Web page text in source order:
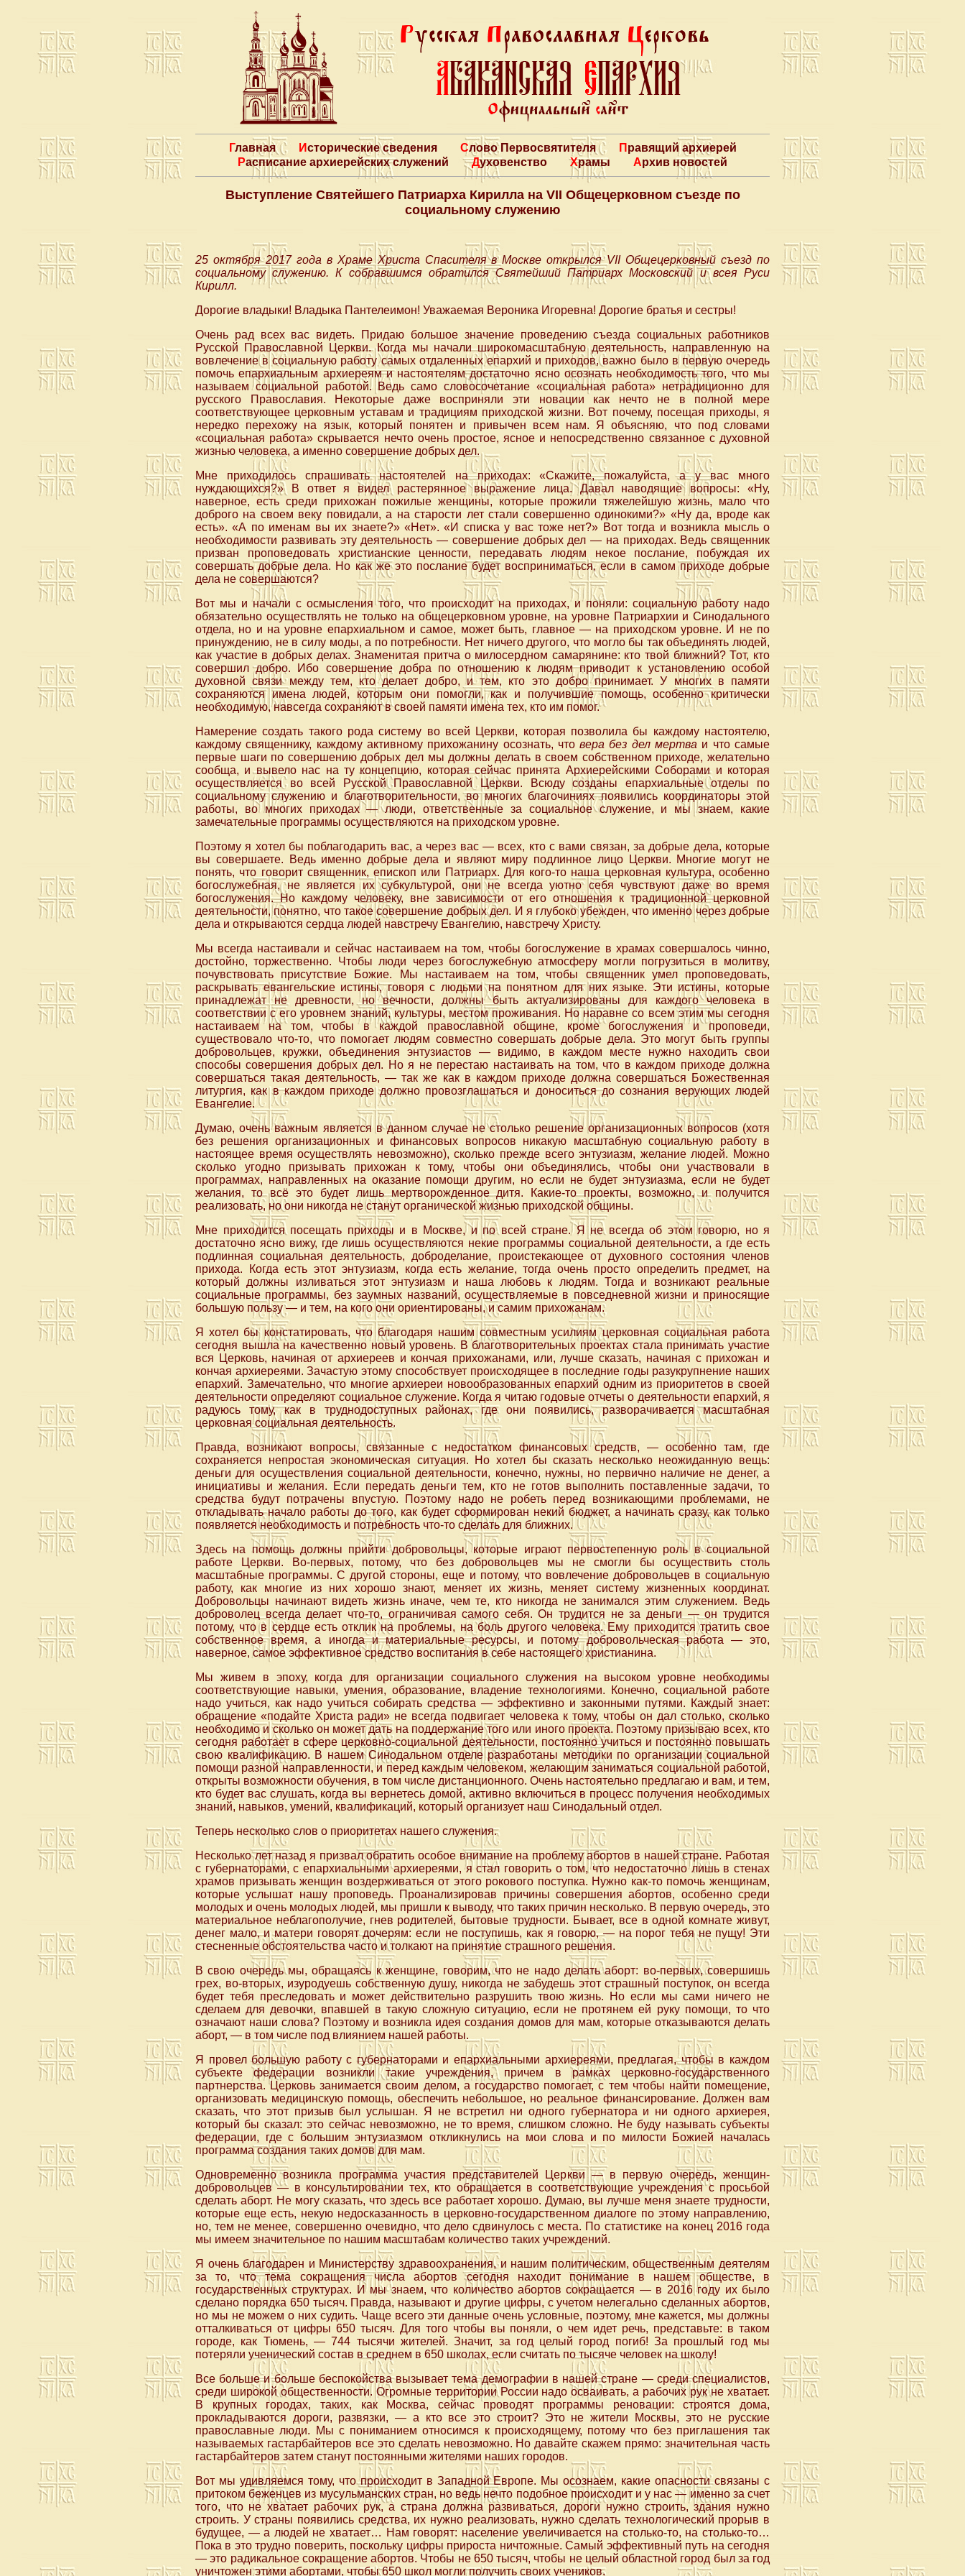
Главная Исторические сведения Слово Первосвятителя
Правящий архиерей
Расписание архиерейских служений
Духовенство Храмы Архив новостей
Выступление Святейшего Патриарха Кирилла на VII Общецерковном съезде по
социальному служению
25 октября 2017 года в Храме Христа Спасителя в Москве открылся VII Общецерковный съезд по
социальному служению. К собравшимся обратился Святейший Патриарх Московский и всея Руси
Кирилл.
Дорогие владыки! Владыка Пантелеимон! Уважаемая Вероника Игоревна! Дорогие братья и сестры!
Очень рад всех вас видеть. Придаю большое значение проведению съезда социальных работников
Русской Православной Церкви. Когда мы начали широкомасштабную деятельность, направленную на
вовлечение в социальную работу самых отдаленных епархий и приходов, важно было в первую очередь
помочь епархиальным архиереям и настоятелям достаточно ясно осознать необходимость того, что мы
называем социальной работой. Ведь само словосочетание «социальная работа» нетрадиционно для
русского Православия. Некоторые даже восприняли эти новации как нечто не в полной мере
соответствующее церковным уставам и традициям приходской жизни. Вот почему, посещая приходы, я
нередко перехожу на язык, который понятен и привычен всем нам. Я объясняю, что под словами
«социальная работа» скрывается нечто очень простое, ясное и непосредственно связанное с духовной
жизнью человека, а именно совершение добрых дел.
Мне приходилось спрашивать настоятелей на приходах: «Скажите, пожалуйста, а у вас много
нуждающихся?» В ответ я видел растерянное выражение лица. Давал наводящие вопросы: «Ну,
наверное, есть среди прихожан пожилые женщины, которые прожили тяжелейшую жизнь, мало что
доброго на своем веку повидали, а на старости лет стали совершенно одинокими?» «Ну да, вроде как
есть». «А по именам вы их знаете?» «Нет». «И списка у вас тоже нет?» Вот тогда и возникла мысль о
необходимости развивать эту деятельность — совершение добрых дел — на приходах. Ведь священник
призван проповедовать христианские ценности, передавать людям некое послание, побуждая их
совершать добрые дела. Но как же это послание будет восприниматься, если в самом приходе добрые
дела не совершаются?
Вот мы и начали с осмысления того, что происходит на приходах, и поняли: социальную работу надо
обязательно осуществлять не только на общецерковном уровне, на уровне Патриархии и Синодального
отдела, но и на уровне епархиальном и самое, может быть, главное — на приходском уровне. И не по
принуждению, не в силу моды, а по потребности. Нет ничего другого, что могло бы так объединять людей,
как участие в добрых делах. Знаменитая притча о милосердном самарянине: кто твой ближний? Тот, кто
совершил добро. Ибо совершение добра по отношению к людям приводит к установлению особой
духовной связи между тем, кто делает добро, и тем, кто это добро принимает. У многих в памяти
сохраняются имена людей, которым они помогли, как и получившие помощь, особенно критически
необходимую, навсегда сохраняют в своей памяти имена тех, кто им помог.
Намерение создать такого рода систему во всей Церкви, которая позволила бы каждому настоятелю,
каждому священнику, каждому активному прихожанину осознать, чтовера без дел мертва и что самые
первые шаги по совершению добрых дел мы должны делать в своем собственном приходе, желательно
сообща, и вывело нас на ту концепцию, которая сейчас принята Архиерейскими Соборами и которая
осуществляется во всей Русской Православной Церкви. Всюду созданы епархиальные отделы по
социальному служению и благотворительности, во многих благочиниях появились координаторы этой
работы, во многих приходах — люди, ответственные за социальное служение, и мы знаем, какие
замечательные программы осуществляются на приходском уровне.
Поэтому я хотел бы поблагодарить вас, а через вас — всех, кто с вами связан, за добрые дела, которые
вы совершаете. Ведь именно добрые дела и являют миру подлинное лицо Церкви. Многие могут не
понять, что говорит священник, епископ или Патриарх. Для кого-то наша церковная культура, особенно
богослужебная, не является их субкультурой, они не всегда уютно себя чувствуют даже во время
богослужения. Но каждому человеку, вне зависимости от его отношения к традиционной церковной
деятельности, понятно, что такое совершение добрых дел. И я глубоко убежден, что именно через добрые
дела и открываются сердца людей навстречу Евангелию, навстречу Христу.
Мы всегда настаивали и сейчас настаиваем на том, чтобы богослужение в храмах совершалось чинно,
достойно, торжественно. Чтобы люди через богослужебную атмосферу могли погрузиться в молитву,
почувствовать присутствие Божие. Мы настаиваем на том, чтобы священник умел проповедовать,
раскрывать евангельские истины, говоря с людьми на понятном для них языке. Эти истины, которые
принадлежат не древности, но вечности, должны быть актуализированы для каждого человека в
соответствии с его уровнем знаний, культуры, местом проживания. Но наравне со всем этим мы сегодня
настаиваем на том, чтобы в каждой православной общине, кроме богослужения и проповеди,
существовало что-то, что помогает людям совместно совершать добрые дела. Это могут быть группы
добровольцев, кружки, объединения энтузиастов — видимо, в каждом месте нужно находить свои
способы совершения добрых дел. Но я не перестаю настаивать на том, что в каждом приходе должна
совершаться такая деятельность, — так же как в каждом приходе должна совершаться Божественная
литургия, как в каждом приходе должно провозглашаться и доноситься до сознания верующих людей
Евангелие.
Думаю, очень важным является в данном случае не столько решение организационных вопросов (хотя
без решения организационных и финансовых вопросов никакую масштабную социальную работу в
настоящее время осуществлять невозможно), сколько прежде всего энтузиазм, желание людей. Можно
сколько угодно призывать прихожан к тому, чтобы они объединялись, чтобы они участвовали в
программах, направленных на оказание помощи другим, но если не будет энтузиазма, если не будет
желания, то всё это будет лишь мертворожденное дитя. Какие-то проекты, возможно, и получится
реализовать, но они никогда не станут органической жизнью приходской общины.
Мне приходится посещать приходы и в Москве, и по всей стране. Я не всегда об этом говорю, но я
достаточно ясно вижу, где лишь осуществляются некие программы социальной деятельности, а где есть
подлинная социальная деятельность, доброделание, проистекающее от духовного состояния членов
прихода. Когда есть этот энтузиазм, когда есть желание, тогда очень просто определить предмет, на
который должны изливаться этот энтузиазм и наша любовь к людям. Тогда и возникают реальные
социальные программы, без заумных названий, осуществляемые в повседневной жизни и приносящие
большую пользу — и тем, на кого они ориентированы, и самим прихожанам.
Я хотел бы констатировать, что благодаря нашим совместным усилиям церковная социальная работа
сегодня вышла на качественно новый уровень. В благотворительных проектах стала принимать участие
вся Церковь, начиная от архиереев и кончая прихожанами, или, лучше сказать, начиная с прихожан и
кончая архиереями. Зачастую этому способствует происходящее в последние годы разукрупнение наших
епархий. Замечательно, что многие архиереи новообразованных епархий одним из приоритетов в своей
деятельности определяют социальное служение. Когда я читаю годовые отчеты о деятельности епархий, я
радуюсь тому, как в труднодоступных районах, где они появились, разворачивается масштабная
церковная социальная деятельность.
Правда, возникают вопросы, связанные с недостатком финансовых средств, — особенно там, где
сохраняется непростая экономическая ситуация. Но хотел бы сказать несколько неожиданную вещь:
деньги для осуществления социальной деятельности, конечно, нужны, но первично наличие не денег, а
инициативы и желания. Если передать деньги тем, кто не готов выполнить поставленные задачи, то
средства будут потрачены впустую. Поэтому надо не робеть перед возникающими проблемами, не
откладывать начало работы до того, как будет сформирован некий бюджет, а начинать сразу, как только
появляется необходимость и потребность что-то сделать для ближних.
Здесь на помощь должны прийти добровольцы, которые играют первостепенную роль в социальной
работе Церкви. Во-первых, потому, что без добровольцев мы не смогли бы осуществить столь
масштабные программы. С другой стороны, еще и потому, что вовлечение добровольцев в социальную
работу, как многие из них хорошо знают, меняет их жизнь, меняет систему жизненных координат.
Добровольцы начинают видеть жизнь иначе, чем те, кто никогда не занимался этим служением. Ведь
доброволец всегда делает что-то, ограничивая самого себя. Он трудится не за деньги — он трудится
потому, что в сердце есть отклик на проблемы, на боль другого человека. Ему приходится тратить свое
собственное время, а иногда и материальные ресурсы, и потому добровольческая работа — это,
наверное, самое эффективное средство воспитания в себе настоящего христианина.
Мы живем в эпоху, когда для организации социального служения на высоком уровне необходимы
соответствующие навыки, умения, образование, владение технологиями. Конечно, социальной работе
надо учиться, как надо учиться собирать средства — эффективно и законными путями. Каждый знает:
обращение «подайте Христа ради» не всегда подвигает человека к тому, чтобы он дал столько, сколько
необходимо и сколько он может дать на поддержание того или иного проекта. Поэтому призываю всех, кто
сегодня работает в сфере церковно-социальной деятельности, постоянно учиться и постоянно повышать
свою квалификацию. В нашем Синодальном отделе разработаны методики по организации социальной
помощи разной направленности, и перед каждым человеком, желающим заниматься социальной работой,
открыты возможности обучения, в том числе дистанционного. Очень настоятельно предлагаю и вам, и тем,
кто будет вас слушать, когда вы вернетесь домой, активно включиться в процесс получения необходимых
знаний, навыков, умений, квалификаций, который организует наш Синодальный отдел.
Теперь несколько слов о приоритетах нашего служения.
Несколько лет назад я призвал обратить особое внимание на проблему абортов в нашей стране. Работая
с губернаторами, с епархиальными архиереями, я стал говорить о том, что недостаточно лишь в стенах
храмов призывать женщин воздерживаться от этого рокового поступка. Нужно как-то помочь женщинам,
которые услышат нашу проповедь. Проанализировав причины совершения абортов, особенно среди
молодых и очень молодых людей, мы пришли к выводу, что таких причин несколько. В первую очередь, это
материальное неблагополучие, гнев родителей, бытовые трудности. Бывает, все в одной комнате живут,
денег мало, и матери говорят дочерям: если не поступишь, как я говорю, — на порог тебя не пущу! Эти
стесненные обстоятельства часто и толкают на принятие страшного решения.
В свою очередь мы, обращаясь к женщине, говорим, что не надо делать аборт: во-первых, совершишь
грех, во-вторых, изуродуешь собственную душу, никогда не забудешь этот страшный поступок, он всегда
будет тебя преследовать и может действительно разрушить твою жизнь. Но если мы сами ничего не
сделаем для девочки, впавшей в такую сложную ситуацию, если не протянем ей руку помощи, то что
означают наши слова? Поэтому и возникла идея создания домов для мам, которые отказываются делать
аборт, — в том числе под влиянием нашей работы.
Я провел большую работу с губернаторами и епархиальными архиереями, предлагая, чтобы в каждом
субъекте федерации возникли такие учреждения, причем в рамках церковно-государственного
партнерства. Церковь занимается своим делом, а государство помогает, с тем чтобы найти помещение,
организовать медицинскую помощь, обеспечить небольшое, но реальное финансирование. Должен вам
сказать, что этот призыв был услышан. Я не встретил ни одного губернатора и ни одного архиерея,
который бы сказал: это сейчас невозможно, не то время, слишком сложно. Не буду называть субъекты
федерации, где с большим энтузиазмом откликнулись на мои слова и по милости Божией началась
программа создания таких домов для мам.
Одновременно возникла программа участия представителей Церкви — в первую очередь, женщин-
добровольцев — в консультировании тех, кто обращается в соответствующие учреждения с просьбой
сделать аборт. Не могу сказать, что здесь все работает хорошо. Думаю, вы лучше меня знаете трудности,
которые еще есть, некую недосказанность в церковно-государственном диалоге по этому направлению,
но, тем не менее, совершенно очевидно, что дело сдвинулось с места. По статистике на конец 2016 года
мы имеем значительное по нашим масштабам количество таких учреждений.
Я очень благодарен и Министерству здравоохранения, и нашим политическим, общественным деятелям
за то, что тема сокращения числа абортов сегодня находит понимание в нашем обществе, в
государственных структурах. И мы знаем, что количество абортов сокращается — в 2016 году их было
сделано порядка 650 тысяч. Правда, называют и другие цифры, с учетом нелегально сделанных абортов,
но мы не можем о них судить. Чаще всего эти данные очень условные, поэтому, мне кажется, мы должны
отталкиваться от цифры 650 тысяч. Для того чтобы вы поняли, о чем идет речь, представьте: в таком
городе, как Тюмень, — 744 тысячи жителей. Значит, за год целый город погиб! За прошлый год мы
потеряли ученический состав в среднем в 650 школах, если считать по тысяче человек на школу!
Все больше и больше беспокойства вызывает тема демографии в нашей стране — среди специалистов,
среди широкой общественности. Огромные территории России надо осваивать, а рабочих рук не хватает.
В крупных городах, таких, как Москва, сейчас проводят программы реновации: строятся дома,
прокладываются дороги, развязки, — а кто все это строит? Это не жители Москвы, это не русские
православные люди. Мы с пониманием относимся к происходящему, потому что без приглашения так
называемых гастарбайтеров все это сделать невозможно. Но давайте скажем прямо: значительная часть
гастарбайтеров затем станут постоянными жителями наших городов.
Вот мы удивляемся тому, что происходит в Западной Европе. Мы осознаем, какие опасности связаны с
притоком беженцев из мусульманских стран, но ведь нечто подобное происходит и у нас — именно за счет
того, что не хватает рабочих рук, а страна должна развиваться, дороги нужно строить, здания нужно
строить. У страны появились средства, их нужно реализовать, нужно сделать технологический прорыв в
будущее, — а людей не хватает… Нам говорят: население увеличивается на столько-то, на столько-то…
Пока в это трудно поверить, поскольку цифры прироста ничтожные. Самый эффективный путь на сегодня
— это радикальное сокращение абортов. Чтобы не 650 тысяч, чтобы не целый областной город был за год
уничтожен этими абортами, чтобы 650 школ могли получить своих учеников.